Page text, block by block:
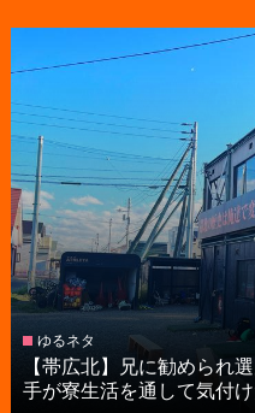
ゆるネタ
【帯広北】兄に勧められ
手が寮生活を通して気付